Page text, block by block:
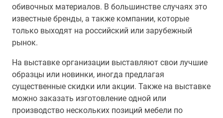
обивочных материалов. В большинстве случаях это
известные бренды, а также компании, которые
только выходят на российский или зарубежный
рынок.
На выставке организации выставляют свои лучшие
образцы или новинки, иногда предлагая
существенные скидки или акции. Также на выставке
можно заказать изготовление одной или
производство нескольких позиций мебели по